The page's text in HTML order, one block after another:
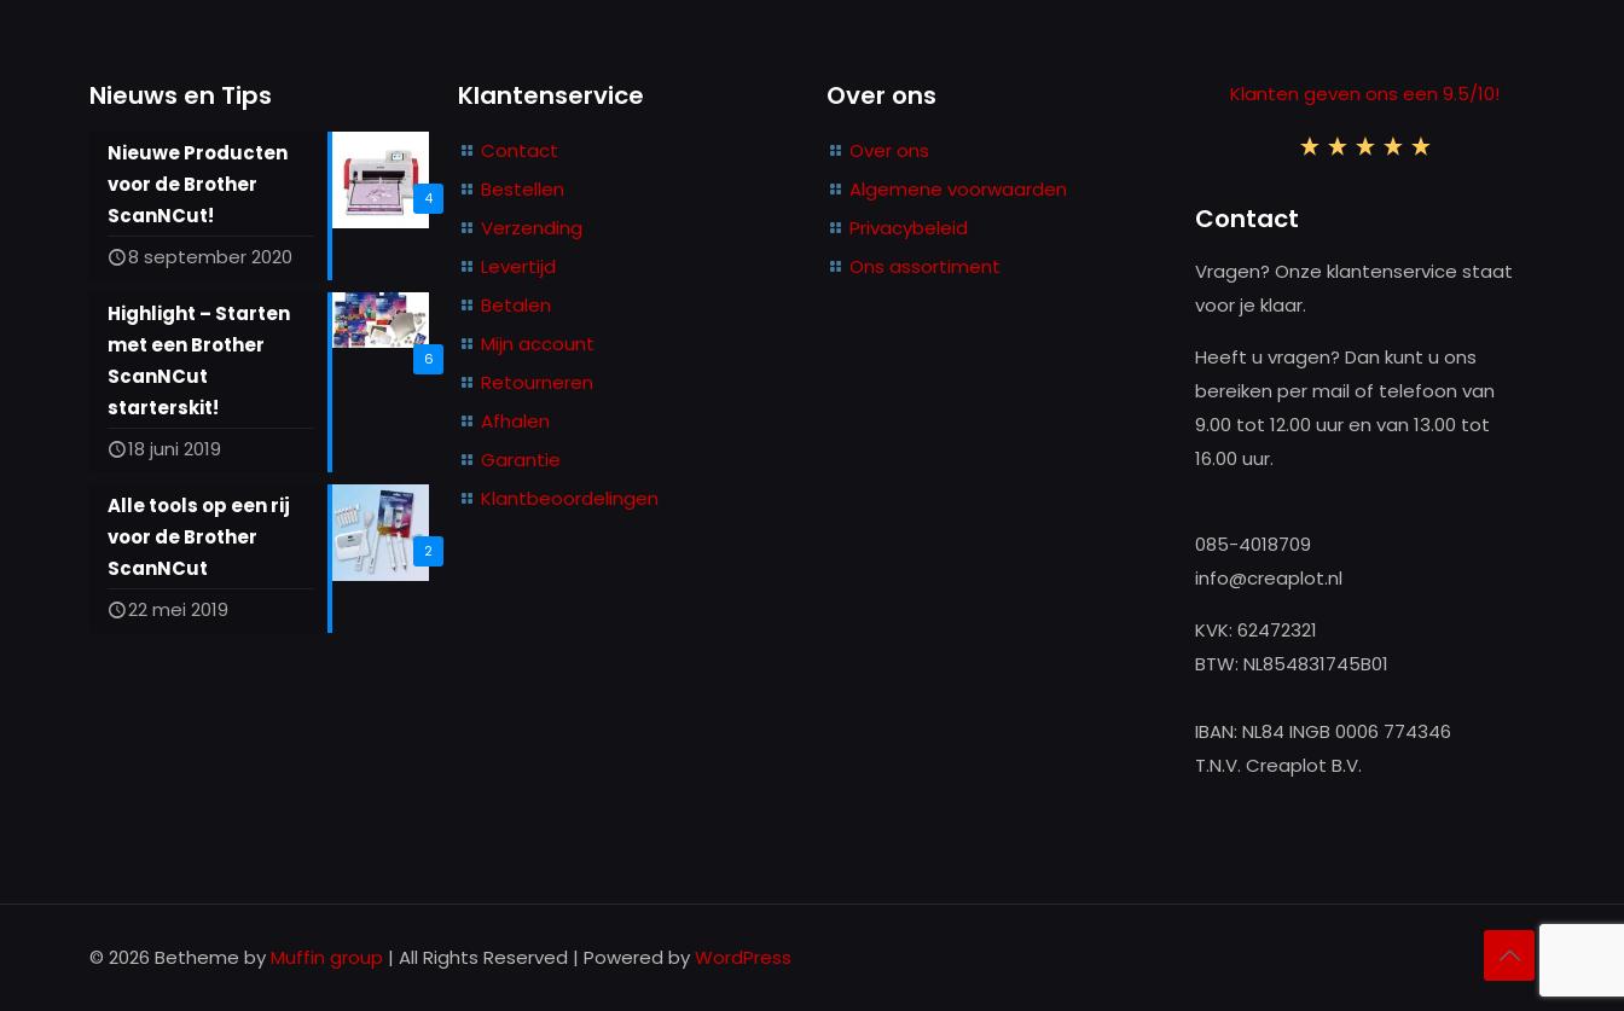
Nieuws en Tips
4
Nieuwe Producten
voor de Brother
ScanNCut!
8 september 2020
6
Highlight – Starten
met een Brother
ScanNCut
starterskit!
18 juni 2019
2
Alle tools op een rij
voor de Brother
ScanNCut
22 mei 2019
Klantenservice
Contact
Bestellen
Verzending
Levertijd
Betalen
Mijn account
Retourneren
Afhalen
Garantie
Klantbeoordelingen
Over ons
Over ons
Algemene voorwaarden
Privacybeleid
Ons assortiment
Klanten geven ons een 9.5/10!
Contact
Vragen? Onze klantenservice staat
voor je klaar.
Heeft u vragen? Dan kunt u ons
bereiken per mail of telefoon van
9.00 tot 12.00 uur en van 13.00 tot
16.00 uur.
085-4018709
info@creaplot.nl
KVK: 62472321
BTW: NL854831745B01
IBAN: NL84 INGB 0006 774346
T.N.V. Creaplot B.V.
© 2026 Betheme byMuffin group | All Rights Reserved | Powered byWordPress